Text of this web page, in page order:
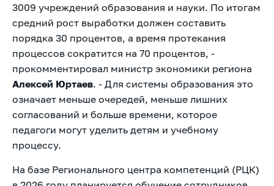
3009 учреждений образования и науки. По итогам
средний рост выработки должен составить
порядка 30 процентов, а время протекания
процессов сократится на 70 процентов, -
прокомментировал министр экономики региона
Алексей Юртаев. - Для системы образования это
означает меньше очередей, меньше лишних
согласований и больше времени, которое
педагоги могут уделить детям и учебному
процессу.
На базе Регионального центра компетенций (РЦК)